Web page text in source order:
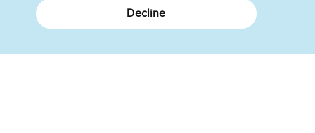
Cookie-Einstellungen
Decline